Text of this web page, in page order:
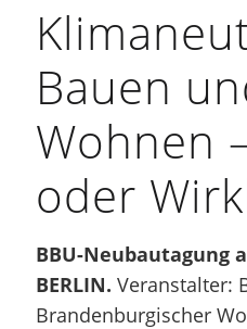
Bauen
Wohnen
oder
BBU-Neubautagung
BERLIN. Veranstalter:
Brandenburgischer